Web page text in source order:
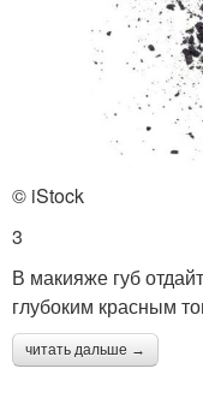
© iStock
3
В макияже губ
глубоким красным
читать дальше →